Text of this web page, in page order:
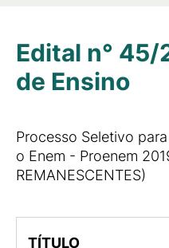
Edital n°
de Ensino
Processo Seletivo
o Enem - Proenem
REMANESCENTES)
TÍTULO